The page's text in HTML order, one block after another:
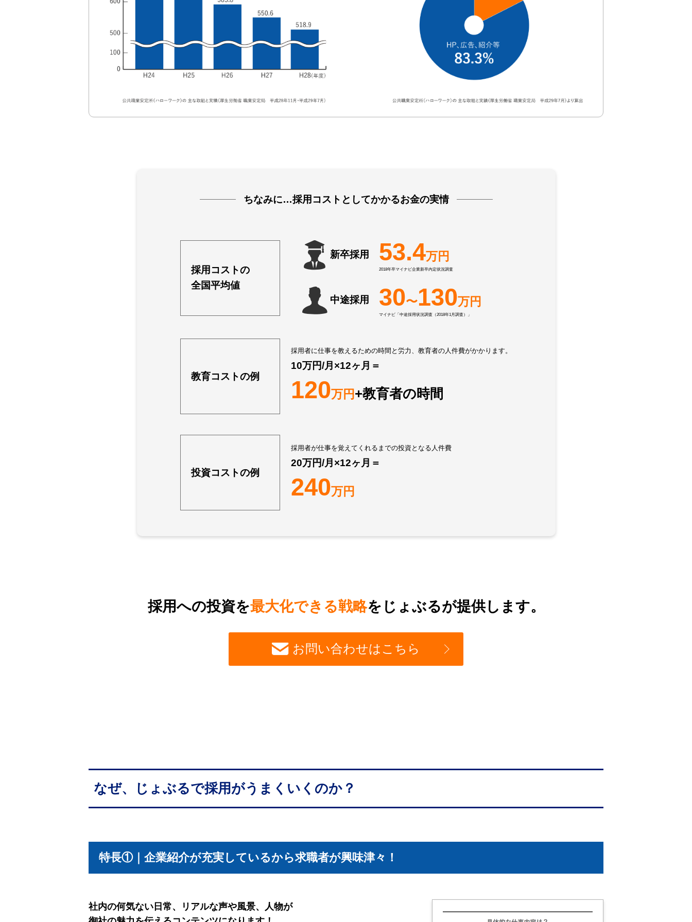
ちなみに…採用コストとしてかかるお金の実情
採用コストの
全国平均値
新卒採用 53.4万円
2018年卒マイナビ企業新卒内定状況調査
中途採用 30〜130万円
マイナビ「中途採用状況調査（2018年1月調査）」
教育コストの例
採用者に仕事を教えるための時間と労力、教育者の人件費がかかります。
10万円/月×12ヶ月＝
120万円+教育者の時間
投資コストの例
採用者が仕事を覚えてくれるまでの投資となる人件費
20万円/月×12ヶ月＝
240万円
採用への投資を最大化できる戦略をじょぶるが提供します。
お問い合わせはこちら
なぜ、じょぶるで採用がうまくいくのか？
特長①｜企業紹介が充実しているから求職者が興味津々！
社内の何気ない日常、リアルな声や風景、人物が